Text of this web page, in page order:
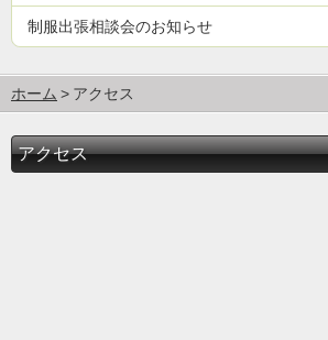
制服出張相談会のお知らせ
ホーム アクセス
アクセス